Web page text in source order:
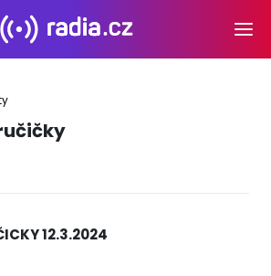
12.3.2024